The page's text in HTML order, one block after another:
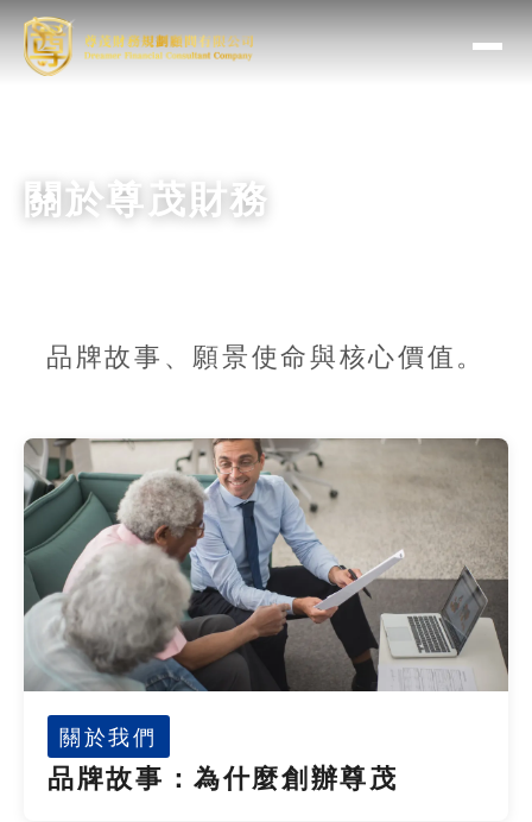
關於尊茂財務
品牌故事、願景使命與核心價值。
關於我們
品牌故事：為什麼創辦尊茂